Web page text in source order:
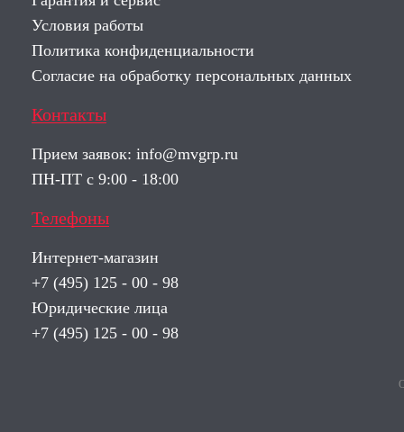
Условия работы
Политика конфиденциальности
Согласие на обработку персональных данных
Контакты
Прием заявок: info@mvgrp.ru
ПН-ПТ с 9:00 - 18:00
Телефоны
Интернет-магазин
+7 (495) 125 - 00 - 98
Юридические лица
+7 (495) 125 - 00 - 98